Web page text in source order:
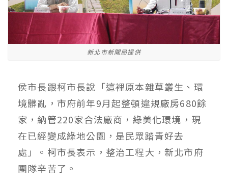
新北市新聞局提供
侯市長跟柯市長說「這裡原本雜草叢生、環
境髒亂，市府前年9月起整頓違規廠房680餘
家，納管220家合法廠商，綠美化環境，現
在已經變成綠地公園，是民眾踏青好去
處」。柯市長表示，整治工程大，新北市府
團隊辛苦了。